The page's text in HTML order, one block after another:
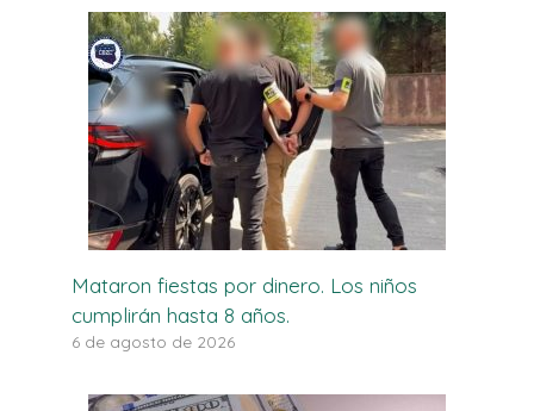
Mataron fiestas por dinero. Los niños
cumplirán hasta 8 años.
6 de agosto de 2026